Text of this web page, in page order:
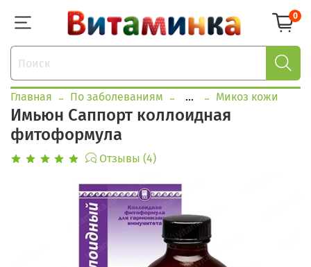
0
Главная По заболеваниям ... Микоз кожи
Имьюн Саппорт коллоидная
фитоформула
Отзывы (4)